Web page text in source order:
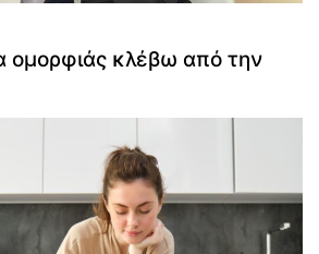
ομορφιάς κλέβω από την